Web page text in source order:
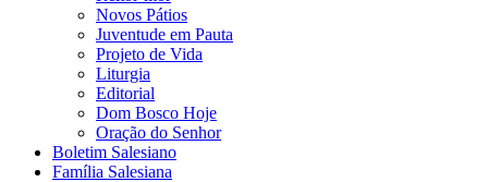
Novos Pátios
Juventude em Pauta
Projeto de Vida
Liturgia
Editorial
Dom Bosco Hoje
Oração do Senhor
Boletim Salesiano
Família Salesiana